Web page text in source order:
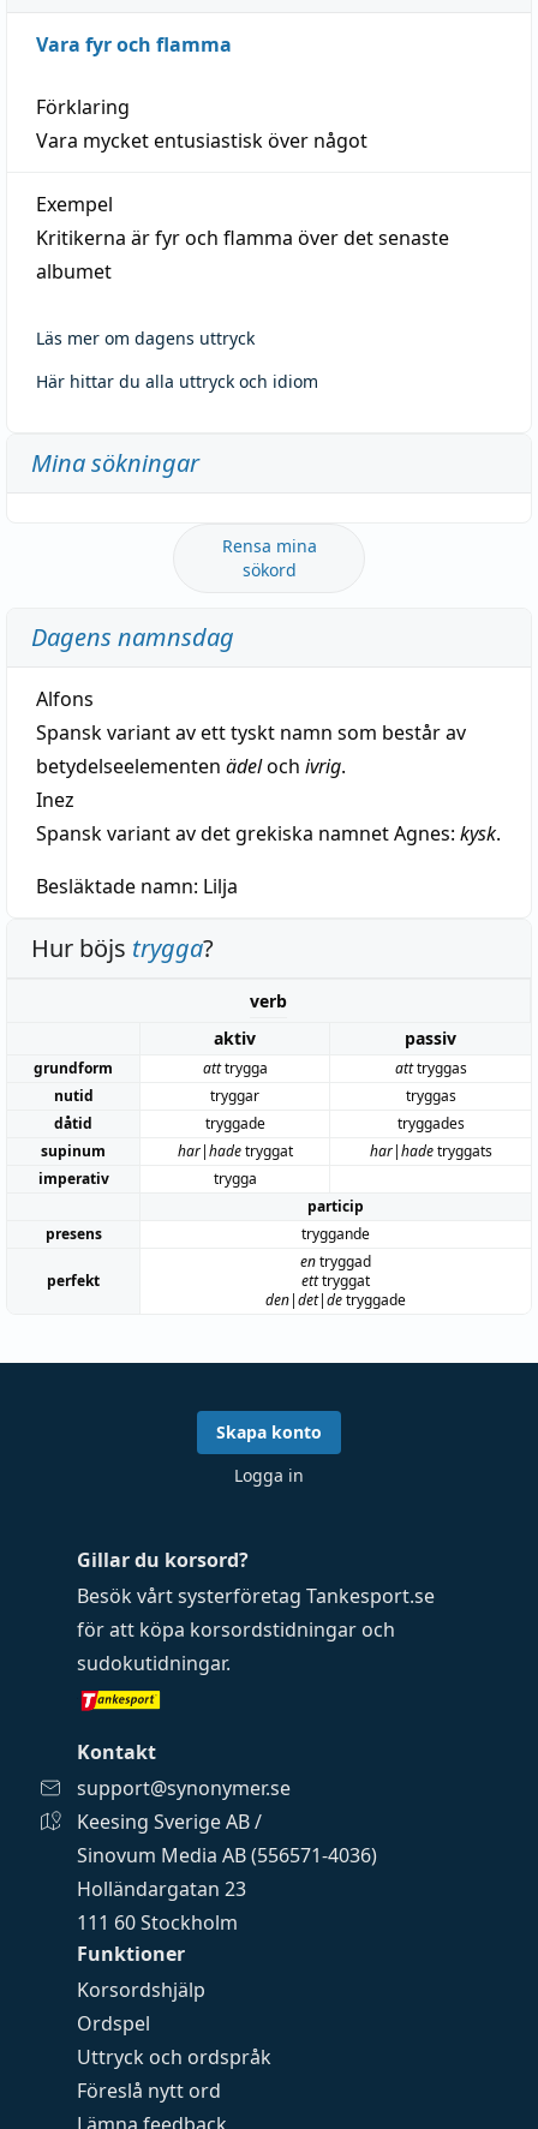
Vara fyr och flamma
Förklaring
Vara mycket entusiastisk över något
Exempel
Kritikerna är fyr och flamma över det senaste
albumet
Läs mer om dagens uttryck
Här hittar du alla uttryck och idiom
Mina sökningar
Rensa mina
sökord
Dagens namnsdag
Alfons
Spansk variant av ett tyskt namn som består av
betydelseelementen ädeloch ivrig.
Inez
Spansk variant av det grekiska namnet Agnes: kysk.
Besläktade namn: Lilja
Hur böjs trygga?
verb
aktiv
passiv
grundform atttrygga atttryggas
nutid
tryggar
tryggas
dåtid
tryggade
tryggades
supinum
har|hadetryggat har|hadetryggats
imperativ
trygga
particip
presens
tryggande
perfekt
entryggad
etttryggat
den|det|detryggade
Funktioner
Korsordshjälp
Ordspel
Uttryck och ordspråk
Föreslå nytt ord
Gillar du korsord?
Besök vårt systerföretag Tankesport.se
för att köpa korsordstidningar och
sudokutidningar.
Kontakt
support@synonymer.se
Keesing Sverige AB /
Sinovum Media AB (556571-4036)
Holländargatan 23
111 60 Stockholm
Skapa konto
Logga in